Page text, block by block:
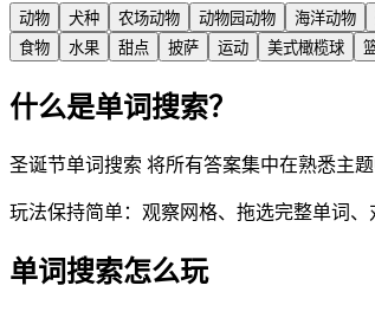
动物 犬种 农场动物 动物园动物 海洋动物
食物
水果 甜点 披萨 运动 美式橄榄球
什么是单词搜索？
圣诞节单词搜索 将所有答案集中在熟悉主
玩法保持简单：观察网格、拖选完整单词
单词搜索怎么玩